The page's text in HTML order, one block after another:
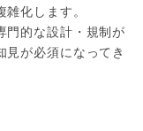
化します。
門的な設計・規制が
見が必須になってき